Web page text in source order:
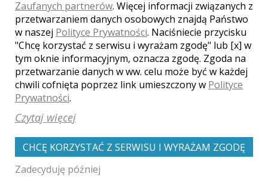
emocje na długie lata.
Zobacz więcej
Zaufanych partnerów. Więcej informacji związanych z
przetwarzaniem danych osobowych znajdą Państwo
w naszej Polityce Prywatności. Naciśniecie przycisku
"Chcę korzystać z serwisu i wyrażam zgodę" lub [x] w
tym oknie informacyjnym, oznacza zgodę. Zgoda na
przetwarzanie danych w ww. celu może być w każdej
chwili cofnięta poprzez link umieszczony w Polityce
Prywatności.
Czytaj więcej
CHCĘ KORZYSTAĆ Z SERWISU I WYRAŻAM ZGODĘ
Zadecyduję później